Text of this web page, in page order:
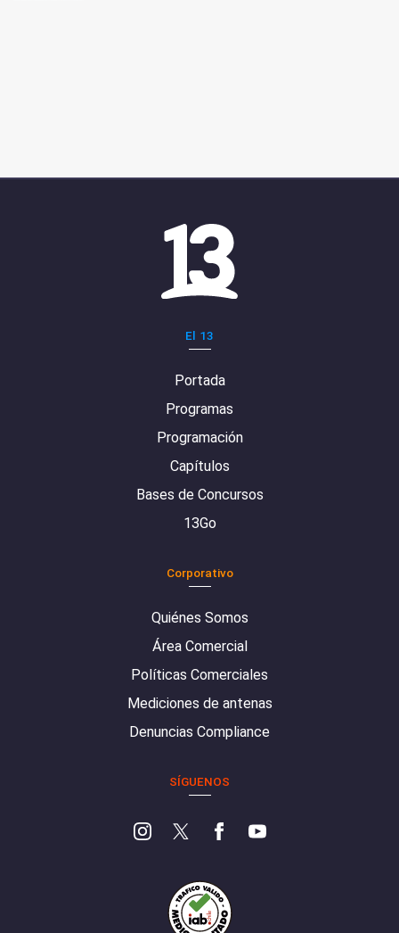
El 13
Portada
Programas
Programación
Capítulos
Bases de Concursos
13Go
Corporativo
Quiénes Somos
Área Comercial
Políticas Comerciales
Mediciones de antenas
Denuncias Compliance
SÍGUENOS